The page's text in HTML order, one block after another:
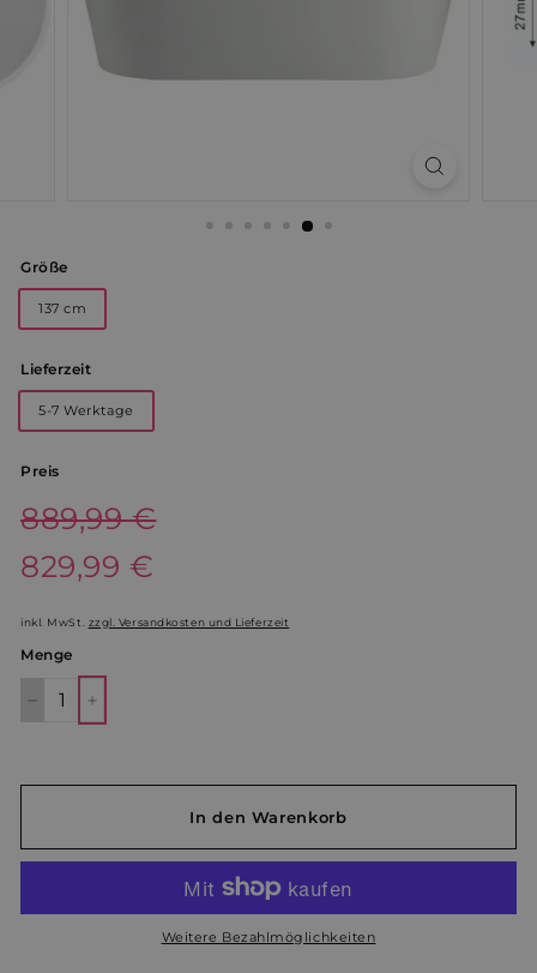
Größe
137 cm
Lieferzeit
5-7 Werktage
Preis
Normaler
Preis
889,99 €889,99
Sonderpreis
829,99 €
€
inkl. MwSt. zzgl. Versandkosten und Lieferzeit
Menge
In den Warenkorb
Weitere Bezahlmöglichkeiten